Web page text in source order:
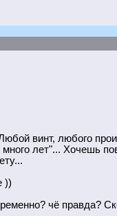
винт, любого
много лет"... Хочешь
))
чё правда?